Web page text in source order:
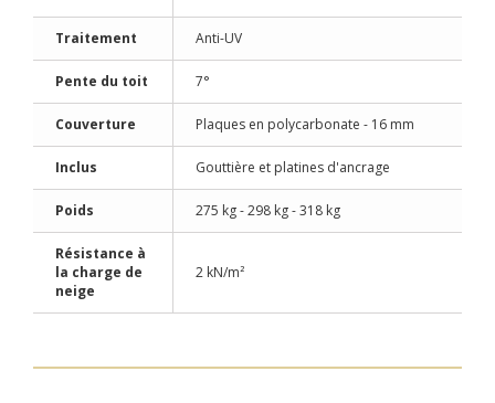
Traitement Anti-UV
Pente du toit 7°
Couverture Plaques en polycarbonate - 16 mm
Inclus Gouttière et platines d'ancrage
Poids 275 kg - 298 kg - 318 kg
Résistance à
la charge de
neige
2 kN/m²